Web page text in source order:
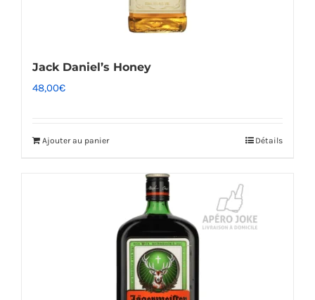
Jack Daniel’s Honey
48,00€
Ajouter au panier Détails